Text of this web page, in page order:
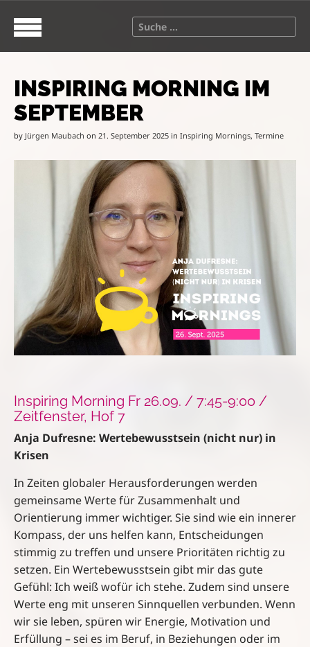
n
p
e
a
c
h
f
:
INSPIRING MORNING IM
SEPTEMBER
by Jürgen Maubach on 21. September 2025 in Inspiring Mornings, Termine
Inspiring Morning Fr 26.09. / 7:45-9:00 /
Zeitfenster, Hof 7
Anja Dufresne: Wertebewusstsein (nicht nur) in
Krisen
In Zeiten globaler Herausforderungen werden
gemeinsame Werte für Zusammenhalt und
Orientierung immer wichtiger. Sie sind wie ein innerer
Kompass, der uns helfen kann, Entscheidungen
stimmig zu treffen und unsere Prioritäten richtig zu
setzen. Ein Wertebewusstsein gibt mir das gute
Gefühl: Ich weiß wofür ich stehe. Zudem sind unsere
Werte eng mit unseren Sinnquellen verbunden. Wenn
wir sie leben, spüren wir Energie, Motivation und
Erfüllung – sei es im Beruf, in Beziehungen oder im